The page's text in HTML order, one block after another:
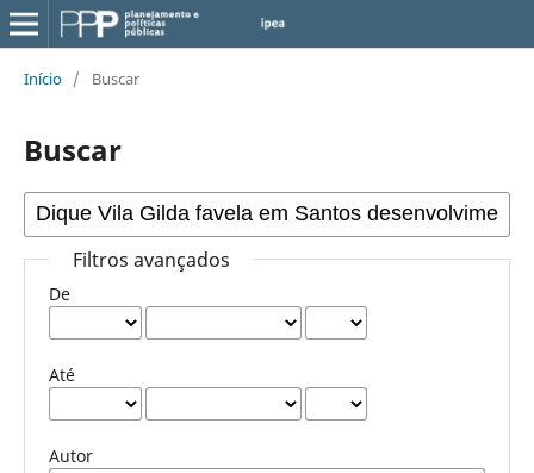
Início / Buscar
Buscar
Filtros avançados
De
Até
Autor